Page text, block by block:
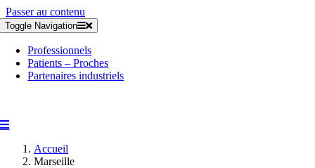
Passer au contenu
Toggle Navigation
Professionnels
Patients – Proches
Partenaires industriels
Accueil
Marseille